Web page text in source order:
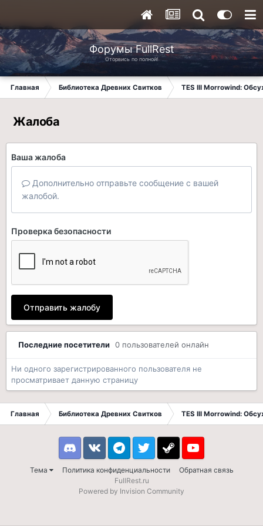
Форумы FullRest
Оторвись по полной!
Главная Библиотека Древних Свитков TES III Morrowind:
Жалоба
Ваша жалоба
Дополнительно отправьте сообщение с вашей
жалобой.
Проверка безопасности
Отправить жалобу
Последние посетители 0 пользователей онлайн
Ни одного зарегистрированного пользователя не
просматривает данную страницу
Главная Библиотека Древних Свитков TES III Morrowind:
Тема Политика конфиденциальности Обратная связь
DiscordVK TelegramTwitter Steam Youtube
FullRest.ru
Powered by Invision Community